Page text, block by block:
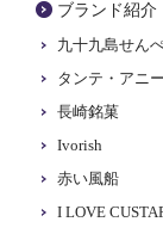
ブランド紹介
九十九島せん
タンテ・アニ
長崎銘菓
Ivorish
赤い風船
I LOVE